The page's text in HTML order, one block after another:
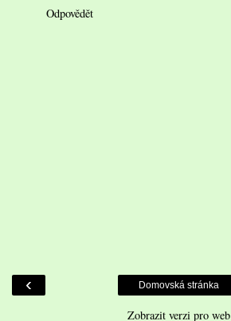
Odpovědět
‹ Domovská stránka
Zobrazit verzi pro web